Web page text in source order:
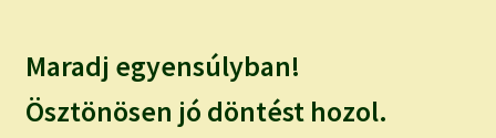
Maradj egyensúlyban!
Ösztönösen jó döntést hozol.